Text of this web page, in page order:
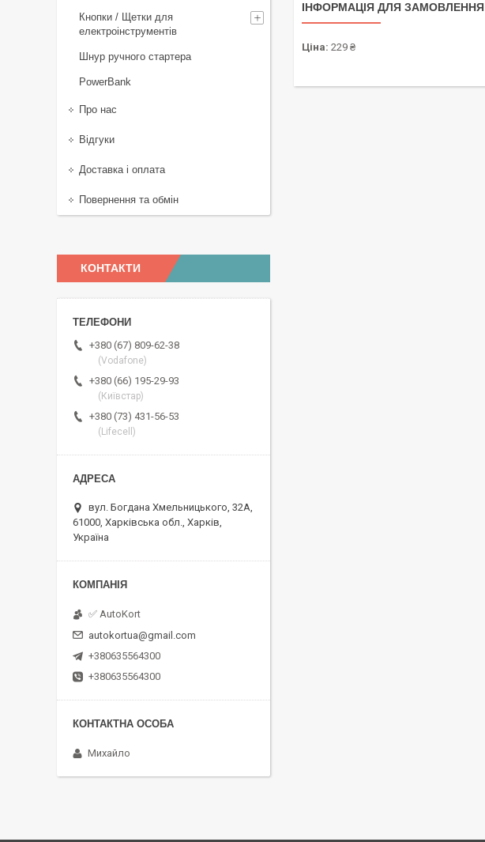
ІНФОРМАЦІЯ ДЛЯ ЗАМОВЛЕННЯ
Ціна: 229 ₴
Кнопки / Щетки для
електроінструментів
Шнур ручного стартера
PowerBank
Про нас
Відгуки
Доставка і оплата
Повернення та обмін
КОНТАКТИ
+380 (67) 809-62-38
(Vodafone)
+380 (66) 195-29-93
(Київстар)
+380 (73) 431-56-53
(Lifecell)
вул. Богдана Хмельницького, 32А,
61000, Харківська обл., Харків,
Україна
✅ AutoKort
autokortua@gmail.com
+380635564300
+380635564300
Михайло